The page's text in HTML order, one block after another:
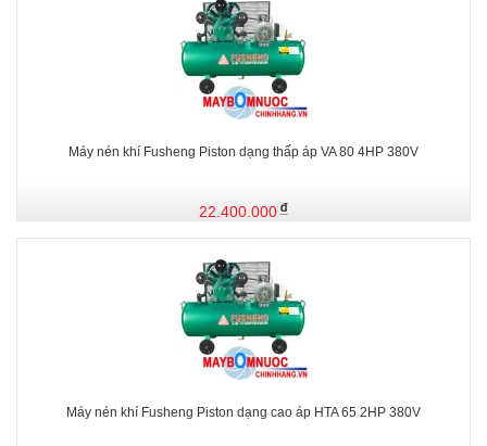
Máy nén khí Fusheng Piston dạng thấp áp VA 80 4HP 380V
22.400.000
Máy nén khí Fusheng Piston dạng cao áp HTA 65 2HP 380V